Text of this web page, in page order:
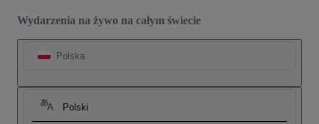
Wydarzenia na żywo na całym świecie
Polska
Polski